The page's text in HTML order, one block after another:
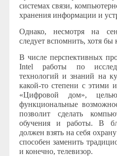
системах связи,
хранения информации и
Однако, несмотря на
следует вспомнить, хотя
В числе перспективных
Intel работы по
технологий и знаний на
какой-то степени с этими
«Цифровой дом»,
функциональные
позволит сделать
обучения и работы. В
должен взять на себя
способен заменить
и конечно, телевизор.